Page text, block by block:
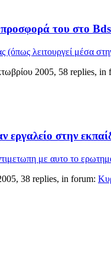
του στο
λειτουργεί μέσα
2005, 58 replies, in
εργαλείο στην
με αυτο το
, 38 replies, in forum: